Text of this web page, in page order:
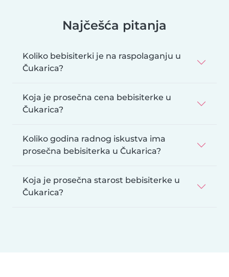
Najčešća pitanja
Koliko bebisiterki je na raspolaganju u
Čukarica?
Koja je prosečna cena bebisiterke u
Čukarica?
Koliko godina radnog iskustva ima
prosečna bebisiterka u Čukarica?
Koja je prosečna starost bebisiterke u
Čukarica?